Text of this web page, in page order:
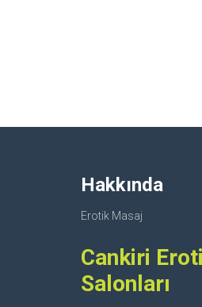
Hakkında
Erotik Masaj
Cankiri
Salonları